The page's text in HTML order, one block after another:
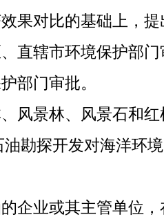
果对比的基础上，
直辖市环境保护部
部门审批。
风景林、风景石和
勘探开发对海洋环
企业或其主管单位